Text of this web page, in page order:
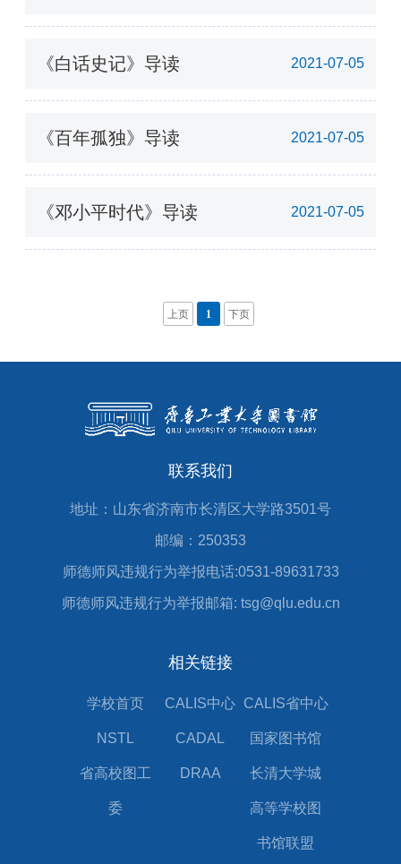
2021-07-05
《白话史记》导读
2021-07-05
《百年孤独》导读
2021-07-05
《邓小平时代》导读
上页 1 下页
联系我们
地址：山东省济南市长清区大学路3501号
邮编：250353
师德师风违规行为举报电话:0531-89631733
师德师风违规行为举报邮箱: tsg@qlu.edu.cn
相关链接
学校首页 CALIS中心 CALIS省中心
NSTL CADAL 国家图书馆
省高校图工
委
DRAA 长清大学城
高等学校图
书馆联盟